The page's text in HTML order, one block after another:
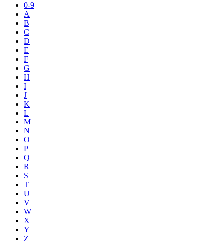
0-9
A
B
C
D
E
F
G
H
I
J
K
L
M
N
O
P
Q
R
S
T
U
V
W
X
Y
Z